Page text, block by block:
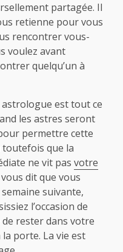
partagée. Il
retienne pour vous
rencontrer vous-
voulez avant
quelqu’un à
est tout ce
les astres seront
permettre cette
toutefois que la
ne vit pas votre
dit que vous
suivante,
l’occasion de
rester dans votre
porte. La vie est